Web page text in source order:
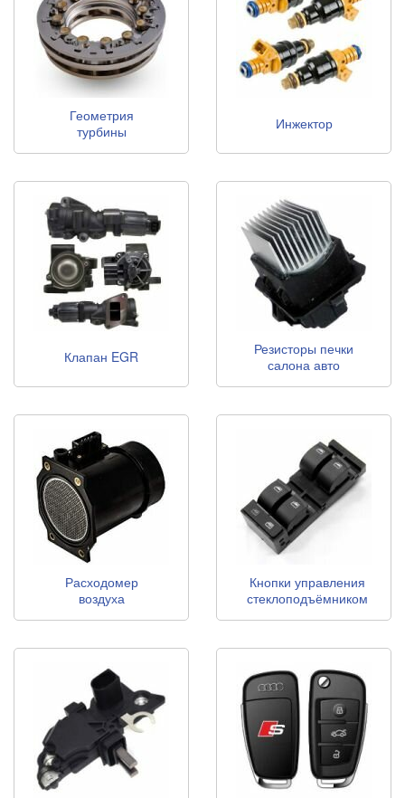
Геометрия
турбины
Инжектор
Клапан EGR
Резисторы печки
салона авто
Расходомер
воздуха
Кнопки управления
стеклоподъёмником